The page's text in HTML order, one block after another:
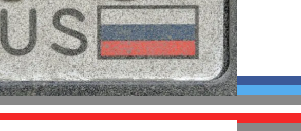
Для Стриминга С Нескольких Камер, Но Не Своих Собственных